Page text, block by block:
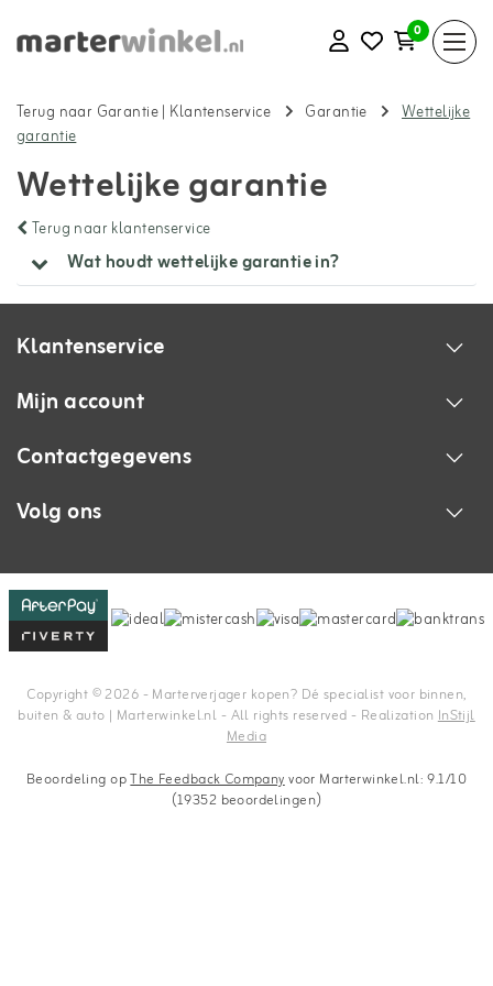
0
Terug naar Garantie| Klantenservice Garantie
Wettelijke
garantie
Wettelijke garantie
Terug naar klantenservice
Wat houdt wettelijke garantie in?
Klantenservice
Mijn account
Contactgegevens
Volg ons
Copyright © 2026 - Marterverjager kopen? Dé specialist voor binnen,
buiten & auto | Marterwinkel.nl - All rights reserved - Realization InStijl
Media
Beoordeling opThe Feedback Companyvoor Marterwinkel.nl: 9.1/10
(19352 beoordelingen)